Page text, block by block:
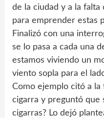
de la ciudad y a la falta
para emprender estas
Finalizó con una
se lo pasa a cada una
estamos viviendo un
viento sopla para el
Como ejemplo citó a la
cigarra y preguntó que
cigarras? Lo dejó